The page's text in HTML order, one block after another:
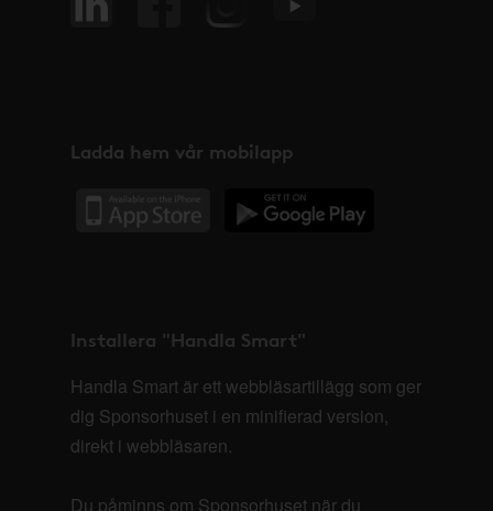
Ladda hem vår mobilapp
Installera "Handla Smart"
Handla Smart är ett webbläsartillägg som ger
dig Sponsorhuset i en minifierad version,
direkt i webbläsaren.
Du påminns om Sponsorhuset när du